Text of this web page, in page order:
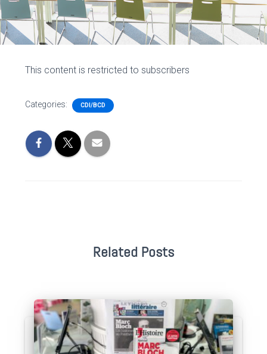
This content is restricted to subscribers
Categories: CDI/BCD
Related Posts